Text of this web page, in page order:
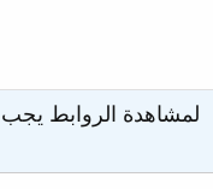
لمشاهدة الروابط يجب